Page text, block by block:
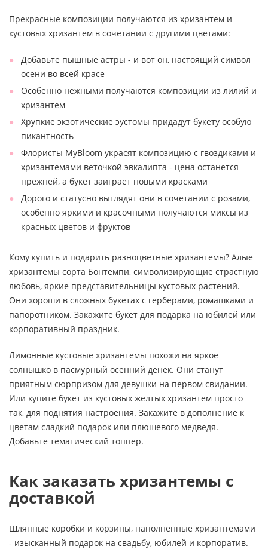
Прекрасные композиции получаются из хризантем и
кустовых хризантем в сочетании с другими цветами:
Добавьте пышные астры - и вот он, настоящий символ
осени во всей красе
Особенно нежными получаются композиции из лилий и
хризантем
Хрупкие экзотические эустомы придадут букету особую
пикантность
Флористы MyBloom украсят композицию с гвоздиками и
хризантемами веточкой эвкалипта - цена останется
прежней, а букет заиграет новыми красками
Дорого и статусно выглядят они в сочетании с розами,
особенно яркими и красочными получаются миксы из
красных цветов и фруктов
Кому купить и подарить разноцветные хризантемы? Алые
хризантемы сорта Бонтемпи, символизирующие страстную
любовь, яркие представительницы кустовых растений.
Они хороши в сложных букетах с герберами, ромашками и
папоротником. Закажите букет для подарка на юбилей или
корпоративный праздник.
Лимонные кустовые хризантемы похожи на яркое
солнышко в пасмурный осенний денек. Они станут
приятным сюрпризом для девушки на первом свидании.
Или купите букет из кустовых желтых хризантем просто
так, для поднятия настроения. Закажите в дополнение к
цветам сладкий подарок или плюшевого медведя.
Добавьте тематический топпер.
Как заказать хризантемы с
доставкой
Шляпные коробки и корзины, наполненные хризантемами
- изысканный подарок на свадьбу, юбилей и корпоратив.